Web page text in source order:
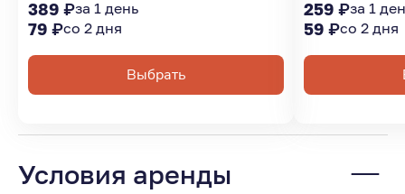
389 ₽за 1 день
79 ₽со 2 дня
Выбрать
259 ₽за 1
59 ₽со 2 дня
Условия аренды